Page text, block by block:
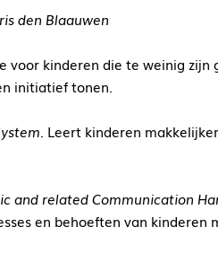
den Blaauwen
voor kinderen die te weinig
initiatief tonen.
Leert kinderen
and related Communication
en behoeften van kinderen